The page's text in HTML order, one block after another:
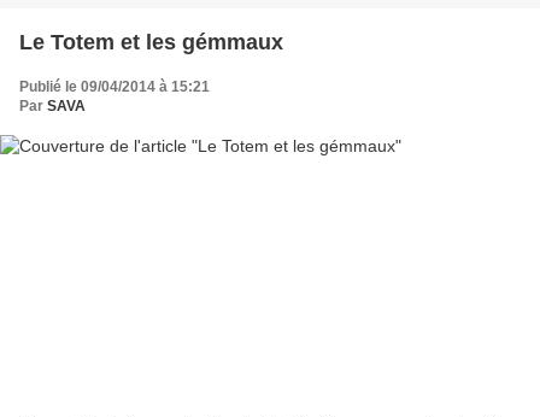
Le Totem et les gémmaux
Publié le 09/04/2014 à 15:21
Par SAVA